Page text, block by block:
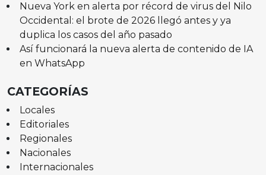
Nueva York en alerta por récord de virus del Nilo
Occidental: el brote de 2026 llegó antes y ya
duplica los casos del año pasado
Así funcionará la nueva alerta de contenido de IA
en WhatsApp
CATEGORÍAS
Locales
Editoriales
Regionales
Nacionales
Internacionales